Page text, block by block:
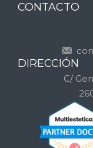
CONTACTO
DIRECCIÓN
C/